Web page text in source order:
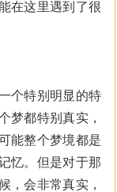
在这里遇到了很
个特别明显的特
梦都特别真实，
能整个梦境都是
忆。但是对于那
，会非常真实，